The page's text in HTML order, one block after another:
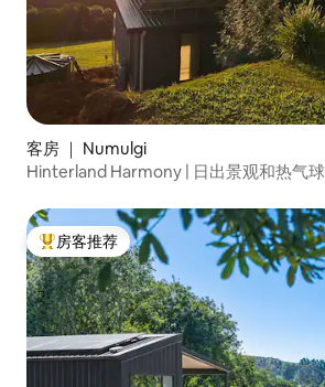
客房 ｜ Numulgi
Hinterland Harmony | 日出景观和热气球
热门「房客推荐」
房客推荐